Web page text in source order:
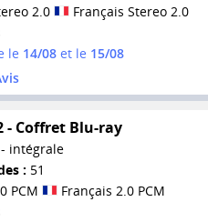
2.0
Français Stereo 2.0
le 14/08et le 15/08
- Coffret Blu-ray
intégrale
: 51
PCM
Français 2.0 PCM